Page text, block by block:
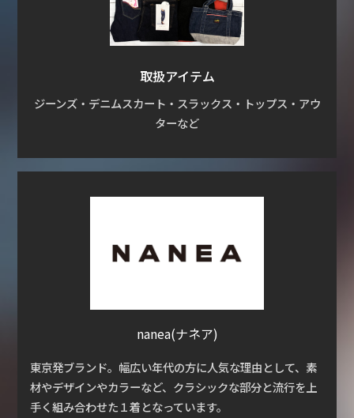
取扱アイテム
ジーンズ・デニムスカート・スラックス・トップス・アウ
ターなど
nanea(ナネア)
東京発ブランド。幅広い年代の方に人気な理由として、素
材やデザインやカラーなど、クラシックな部分と流行を上
手く組み合わせた１着となっています。